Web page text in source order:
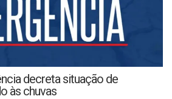
decreta situação de
às chuvas